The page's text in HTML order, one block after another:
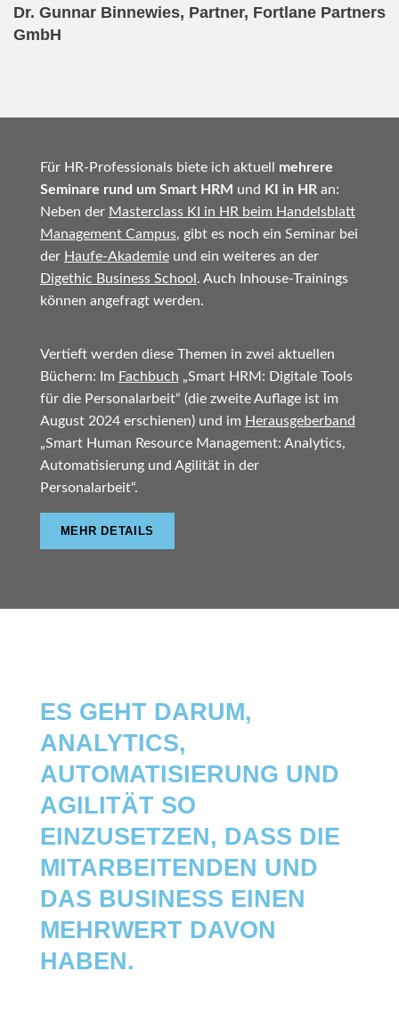
Dr. Gunnar Binnewies, Partner, Fortlane Partners
GmbH
Für HR-Professionals biete ich aktuell mehrere
Seminare rund um Smart HRM und KI in HRan:
Neben der Masterclass KI in HR beim Handelsblatt
Management Campus, gibt es noch ein Seminar bei
der Haufe-Akademieund ein weiteres an der
Digethic Business School . Auch Inhouse-Trainings
können angefragt werden.
Vertieft werden diese Themen in zwei aktuellen
Büchern: Im Fachbuch „Smart HRM: Digitale Tools
für die Personalarbeit“ (die zweite Auflage ist im
August 2024 erschienen) und im Herausgeberband
„Smart Human Resource Management: Analytics,
Automatisierung und Agilität in der
Personalarbeit“.
MEHR DETAILS
ES GEHT DARUM,
ANALYTICS,
AUTOMATISIERUNG UND
AGILITÄT SO
EINZUSETZEN, DASS DIE
MITARBEITENDEN UND
DAS BUSINESS EINEN
MEHRWERT DAVON
HABEN.